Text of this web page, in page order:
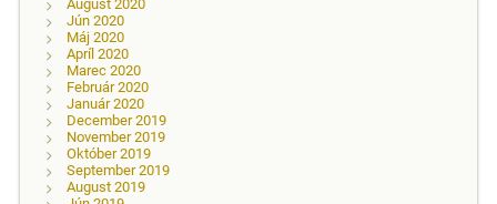
August 2020
Jún 2020
Máj 2020
Apríl 2020
Marec 2020
Február 2020
Január 2020
December 2019
November 2019
Október 2019
September 2019
August 2019